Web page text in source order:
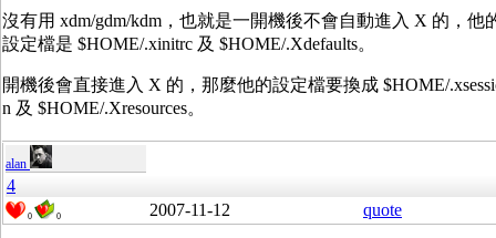
沒有用 xdm/gdm/kdm，也就是一開機後不會自動進入 X 的，他
設定檔是 $HOME/.xinitrc 及 $HOME/.Xdefaults。
開機後會直接進入 X 的，那麼他的設定檔要換成 $HOME/
n 及 $HOME/.Xresources。
alan
4
0 0 2007-11-12 quote